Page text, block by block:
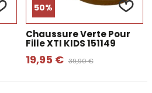
50%
Chaussure Verte Pour
Fille XTI KIDS 151149
19,95 € 39,90 €